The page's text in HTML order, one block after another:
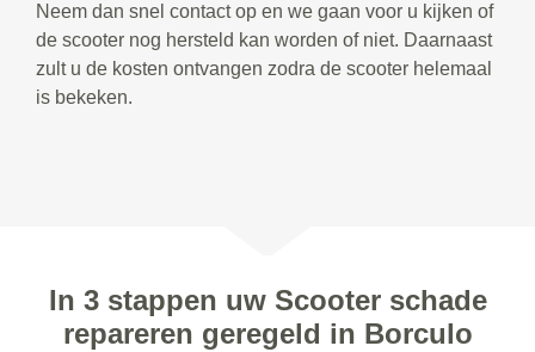
Neem dan snel contact op en we gaan voor u kijken of
de scooter nog hersteld kan worden of niet. Daarnaast
zult u de kosten ontvangen zodra de scooter helemaal
is bekeken.
In 3 stappen uw Scooter schade
repareren geregeld in Borculo